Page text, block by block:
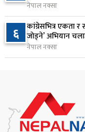
२३ घण्टा अघि
१० राप्रपाको
२३ घण्टा अघि
नेपाल नक्सा
६ कांग्रेसभित्र एकता
जोड्ने’ अभियान
नेपाल नक्सा